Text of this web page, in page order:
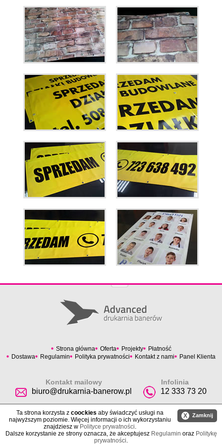
Strona główna Oferta Projekty
Płatność
Dostawa
Regulamin Polityka prywatności Kontakt z nami Panel Klienta
Kontakt mailowy
biuro@drukarnia-banerow.pl
Infolinia
12 333 73 20
X Zamknij
Ta strona korzysta z coockies aby świadczyć usługi na
najwyższym poziomie. Więcej informacji o ich wykorzystaniu
znajdziesz w Polityce prywatności.
Dalsze korzystanie ze strony oznacza, że akceptujesz Regulamin oraz Politykę
prywatności.